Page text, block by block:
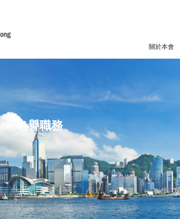
關於本會
名譽職務